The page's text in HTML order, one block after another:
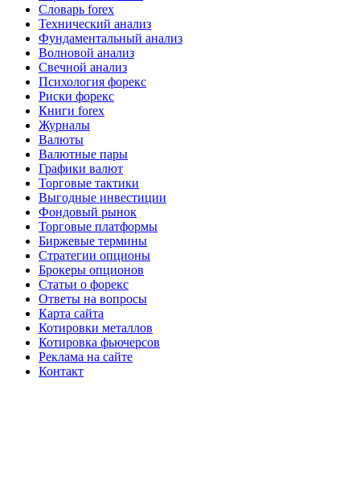
Словарь forex
Технический анализ
Фундаментальный анализ
Волновой анализ
Свечной анализ
Психология форекс
Риски форекс
Книги forex
Журналы
Валюты
Валютные пары
Графики валют
Торговые тактики
Выгодные инвестиции
Фондовый рынок
Торговые платформы
Биржевые термины
Стратегии опционы
Брокеры опционов
Статьи о форекс
Ответы на вопросы
Карта сайта
Котировки металлов
Котировка фьючерсов
Реклама на сайте
Контакт